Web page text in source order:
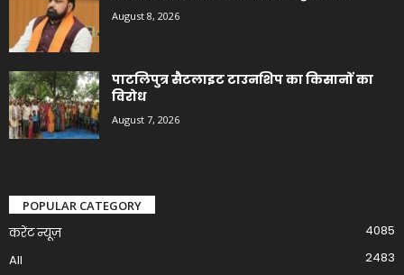
August 8, 2026
पाटलिपुत्र सैटलाइट टाउनशिप का किसानों का
विरोध
August 7, 2026
POPULAR CATEGORY
करेंट न्यूज़
4085
All
2483